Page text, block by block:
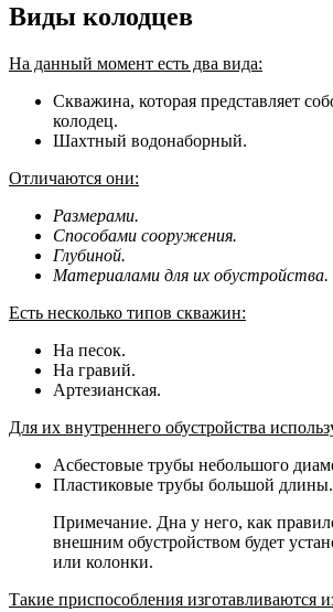
Виды колодцев
На данный момент есть два вида:
Скважина, которая представляет
колодец.
Шахтный водонаборный.
Отличаются они:
Размерами.
Способами сооружения.
Глубиной.
Материалами для их обустройства.
Есть несколько типов скважин:
На песок.
На гравий.
Артезианская.
Для их внутреннего обустройства
Асбестовые трубы небольшого
Пластиковые трубы большой длины.
Примечание. Дна у него, как
внешним обустройством будет
или колонки.
Такие приспособления изготавливаются